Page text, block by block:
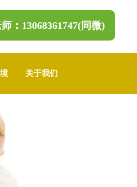
：13068361747(同微)
关于我们